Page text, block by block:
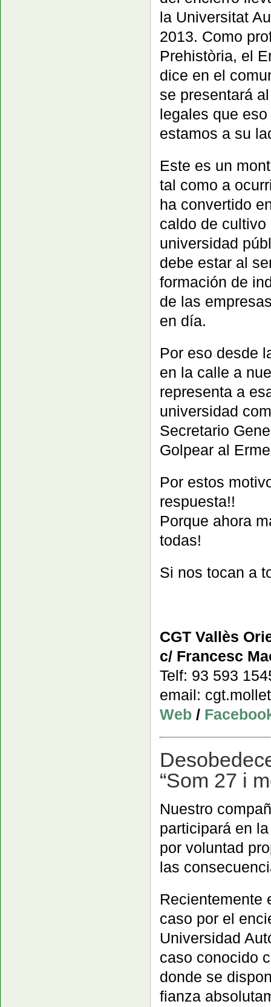
la Universitat
2013. Como
Prehistòria, el
dice en el
se presentará
legales que
estamos a su
Este es un
tal como a
ha convertido
caldo de
universidad
debe estar al
formación de
de las
en día.
Por eso desde
en la calle a
representa a
universidad
Secretario
Golpear al
Por estos
respuesta!!
Porque ahora
todas!
Si nos tocan a
CGT Vallès
c/ Francesc
Telf: 93 593
email:
Web /
“Som 27 i
Nuestro
participará en
por voluntad
las
Recientemente
caso por el
Universidad
caso conocido
donde se
fianza